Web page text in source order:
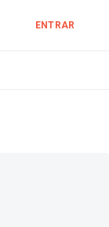
ENTRAR